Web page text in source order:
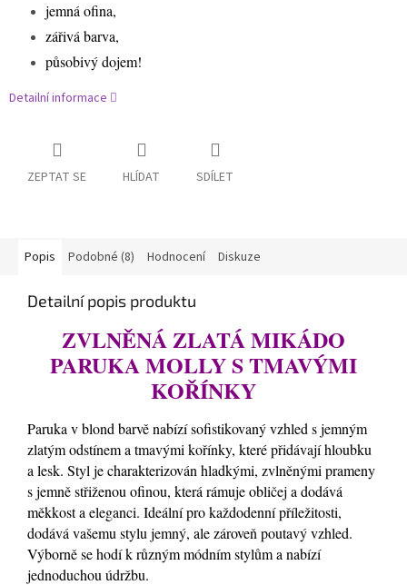
jemná ofina,
zářivá barva,
působivý dojem!
Detailní informace
ZEPTAT SE HLÍDAT SDÍLET
Popis Podobné (8) Hodnocení Diskuze
Detailní popis produktu
ZVLNĚNÁ ZLATÁ MIKÁDO
PARUKA MOLLY S TMAVÝMI
KOŘÍNKY
Paruka v blond barvě nabízí sofistikovaný vzhled s jemným
zlatým odstínem a tmavými kořínky, které přidávají hloubku
a lesk. Styl je charakterizován hladkými, zvlněnými prameny
s jemně střiženou ofinou, která rámuje obličej a dodává
měkkost a eleganci. Ideální pro každodenní příležitosti,
dodává vašemu stylu jemný, ale zároveň poutavý vzhled.
Výborně se hodí k různým módním stylům a nabízí
jednoduchou údržbu.